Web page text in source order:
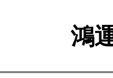
鴻